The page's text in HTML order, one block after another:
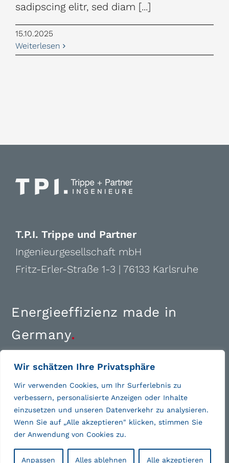
Wir schätzen Ihre Privatsphäre
Wir verwenden Cookies, um Ihr Surferlebnis zu
verbessern, personalisierte Anzeigen oder Inhalte
einzusetzen und unseren Datenverkehr zu analysieren.
Wenn Sie auf „Alle akzeptieren" klicken, stimmen Sie
der Anwendung von Cookies zu.
Anpassen Alles ablehnen Alle akzeptieren
sadipscing elitr, sed diam [...]
15.10.2025
Weiterlesen
T.P.I. Trippe und Partner
Ingenieurgesellschaft mbH
Fritz-Erler-Straße 1-3 | 76133 Karlsruhe
Energieeffizienz made in
Germany.
+49 (0)721 1810-0
ka@tpi-online.de
© T.P.I. 2026 | IMPRESSUM|DATENSCHUTZ